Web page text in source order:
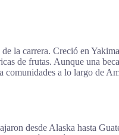
la carrera. Creció en
de frutas. Aunque una
a lo largo de
desde Alaska hasta